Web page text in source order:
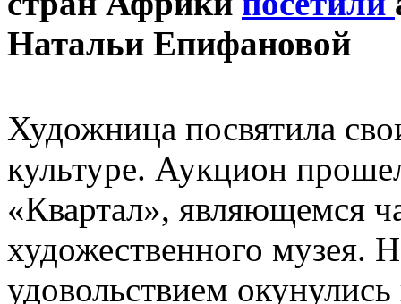
Натальи Епифановой
Художница посвятила
культуре. Аукцион
«Квартал», являющемся
художественного музея.
удовольствием